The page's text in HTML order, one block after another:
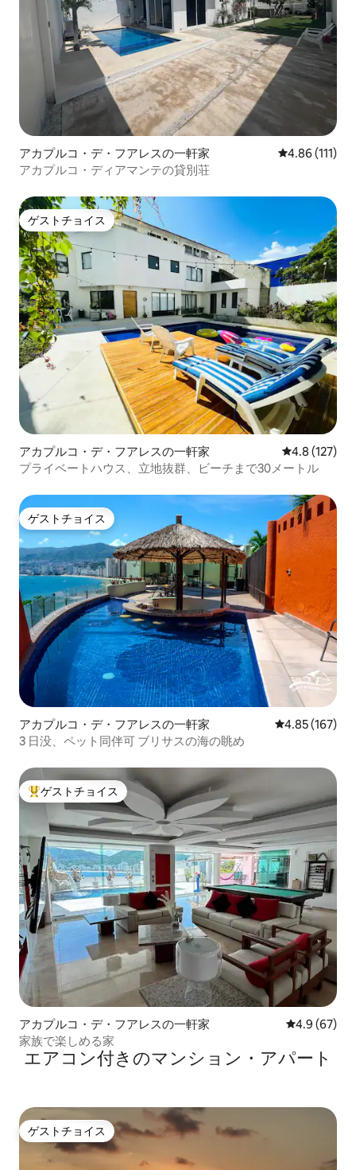
アカプルコ・デ・フアレスの一軒家 レビュー111
4.86 (111)
アカプルコ・ディアマンテの貸別荘
ゲストチョイス
ゲストチョイス
アカプルコ・デ・フアレスの一軒家 レビュー127
4.8 (127)
プライベートハウス、立地抜群、ビーチまで30メートル
ゲストチョイス
ゲストチョイス
アカプルコ・デ・フアレスの一軒家 レビュー167
4.85 (167)
3 日没、ペット同伴可 ブリサスの海の眺め
大好評のゲストチョイスです。
ゲストチョイス
アカプルコ・デ・フアレスの一軒家 レビュー67
4.9 (67)
家族で楽しめる家
エアコン付きのマンション・アパート
ゲストチョイス
ゲストチョイス